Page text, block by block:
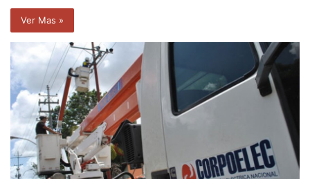
Ver Mas »